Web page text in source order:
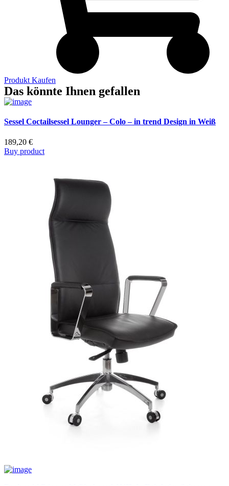
Produkt Kaufen
Das könnte Ihnen gefallen
Sessel Coctailsessel Lounger – Colo – in trend Design in Weiß
189,20 €
Buy product